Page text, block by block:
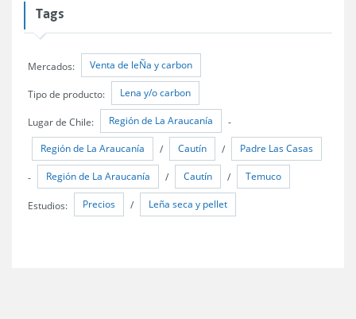
Tags
Mercados: Venta de leÑa y carbon
Tipo de producto: Lena y/o carbon
Lugar de Chile: Región de La Araucanía -
Región de La Araucanía / Cautín / Padre Las Casas
- Región de La Araucanía / Cautín / Temuco
Estudios: Precios / Leña seca y pellet